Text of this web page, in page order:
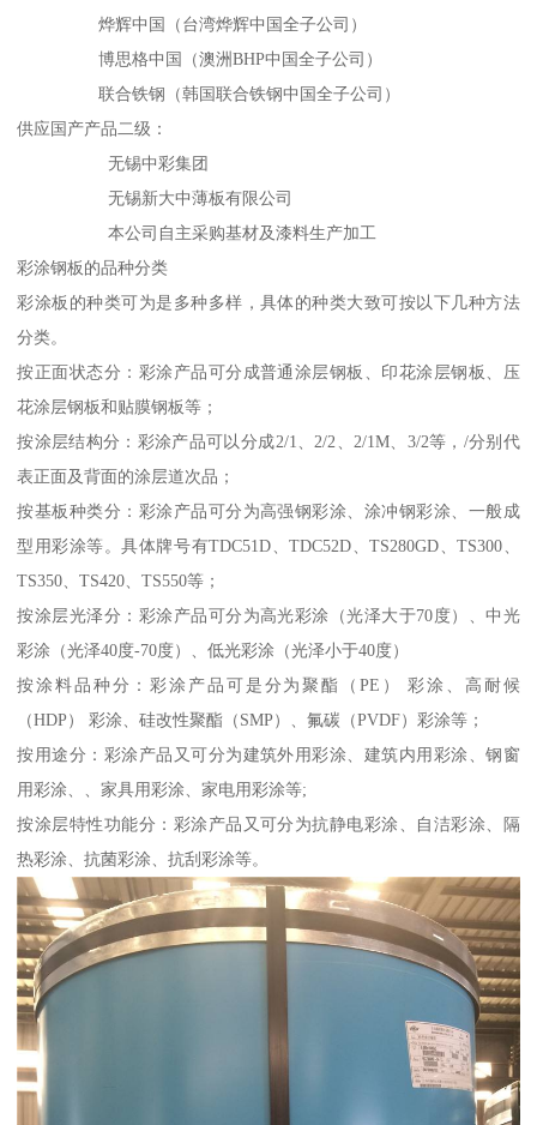
烨辉中国（台湾烨辉中国全子公司）
博思格中国（澳洲BHP中国全子公司）
联合铁钢（韩国联合铁钢中国全子公司）
供应国产产品二级：
无锡中彩集团
无锡新大中薄板有限公司
本公司自主采购基材及漆料生产加工
彩涂钢板的品种分类
彩涂板的种类可为是多种多样，具体的种类大致可按以下几种方法
分类。
按正面状态分：彩涂产品可分成普通涂层钢板、印花涂层钢板、压
花涂层钢板和贴膜钢板等；
按涂层结构分：彩涂产品可以分成2/1、2/2、2/1M、3/2等，/分别代
表正面及背面的涂层道次品；
按基板种类分：彩涂产品可分为高强钢彩涂、涂冲钢彩涂、一般成
型用彩涂等。具体牌号有TDC51D、TDC52D、TS280GD、TS300、
TS350、TS420、TS550等；
按涂层光泽分：彩涂产品可分为高光彩涂（光泽大于70度）、中光
彩涂（光泽40度-70度）、低光彩涂（光泽小于40度）
按涂料品种分：彩涂产品可是分为聚酯（PE） 彩涂、高耐候
（HDP） 彩涂、硅改性聚酯（SMP）、氟碳（PVDF）彩涂等；
按用途分：彩涂产品又可分为建筑外用彩涂、建筑内用彩涂、钢窗
用彩涂、、家具用彩涂、家电用彩涂等;
按涂层特性功能分：彩涂产品又可分为抗静电彩涂、自洁彩涂、隔
热彩涂、抗菌彩涂、抗刮彩涂等。